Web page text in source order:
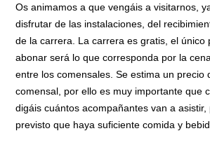
Os animamos a que vengáis a visitarnos,
disfrutar de las instalaciones, del
de la carrera. La carrera es gratis, el único
abonar será lo que corresponda por la
entre los comensales. Se estima un precio
comensal, por ello es muy importante que
digáis cuántos acompañantes van a
previsto que haya suficiente comida y